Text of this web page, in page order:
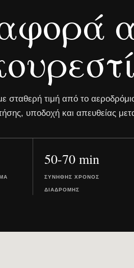
με σταθερή τιμή από το
υποδοχή και απευθείας
50-70 min
ΣΥΝΉΘΗΣ ΧΡΌΝΟΣ
ΔΙΑΔΡΟΜΉΣ